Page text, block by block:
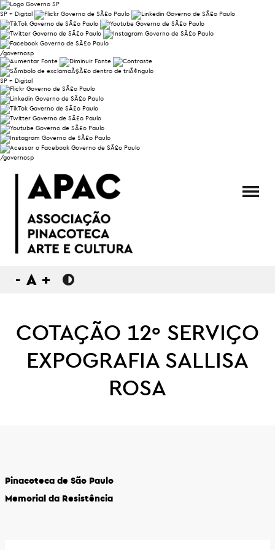
SP + Digital
/governosp
SP + Digital
/governosp
- A +
COTAÇÃO 12º SERVIÇO
EXPOGRAFIA SALLISA
ROSA
Pinacoteca de São Paulo
Memorial da Resistência